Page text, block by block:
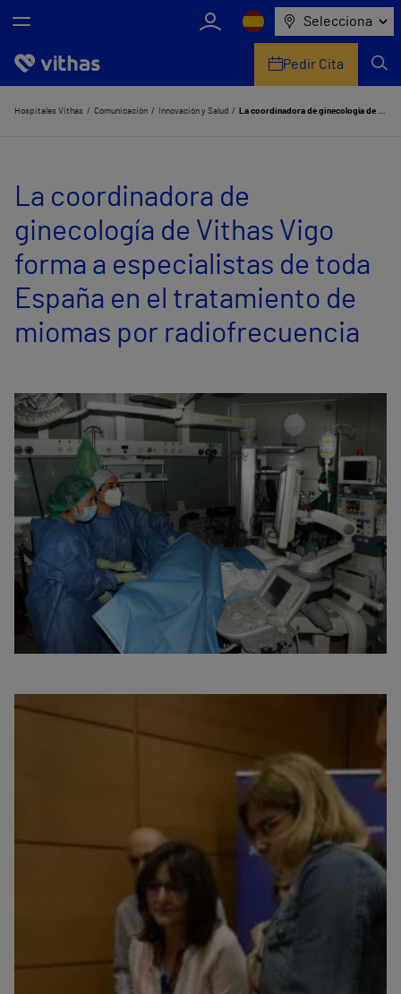
Selecciona
Nosotros
Servicios de salud
Equipo médico y asistencial
Comunicación
Pedir Cita
Hospitales Vithas Comunicación Innovación y Salud La coordinadora de ginecología de Vithas Vigo forma a especialistas de toda España en el tratamiento de miomas por radiofrecuencia
La coordinadora de
ginecología de Vithas Vigo
forma a especialistas de toda
España en el tratamiento de
miomas por radiofrecuencia